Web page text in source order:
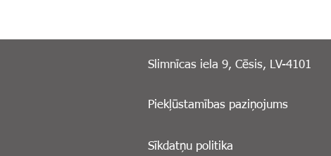
Slimnīcas iela 9, Cēsis, LV-4101
Piekļūstamības paziņojums
Sīkdatņu politika